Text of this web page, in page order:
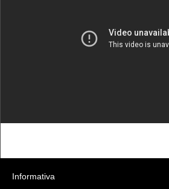
Informativa